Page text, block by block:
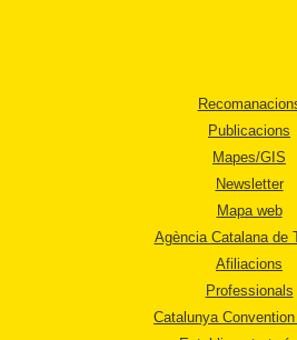
Publicacions
Mapes/GIS
Newsletter
Mapa web
Agència Catalana de
Afiliacions
Professionals
Catalunya